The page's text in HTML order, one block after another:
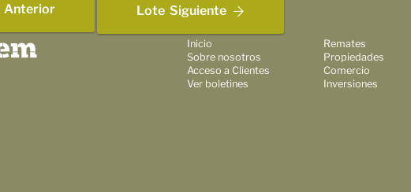
Anterior Lote Siguiente
Inicio
Sobre nosotros
Acceso a Clientes
Ver boletines
Remates
Propiedades
Comercio
Inversiones